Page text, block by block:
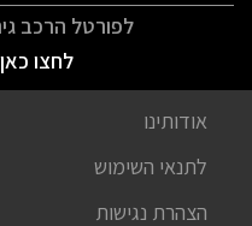
לפורטל הרכב
לחצו
אודותינו
לתנאי השימוש
הצהרת נגישות